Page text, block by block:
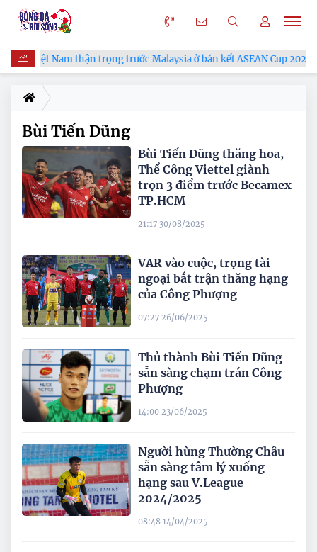
ĐT Việt Nam thận trọng trước Malaysia ở bán kết ASEAN Cup 2026
Bùi Tiến Dũng
Bùi Tiến Dũng thăng hoa,
Thể Công Viettel giành
trọn 3 điểm trước Becamex
TP.HCM
21:17 30/08/2025
VAR vào cuộc, trọng tài
ngoại bắt trận thăng hạng
của Công Phượng
07:27 26/06/2025
Thủ thành Bùi Tiến Dũng
sẵn sàng chạm trán Công
Phượng
14:00 23/06/2025
Người hùng Thường Châu
sẵn sàng tâm lý xuống
hạng sau V.League
2024/2025
08:48 14/04/2025